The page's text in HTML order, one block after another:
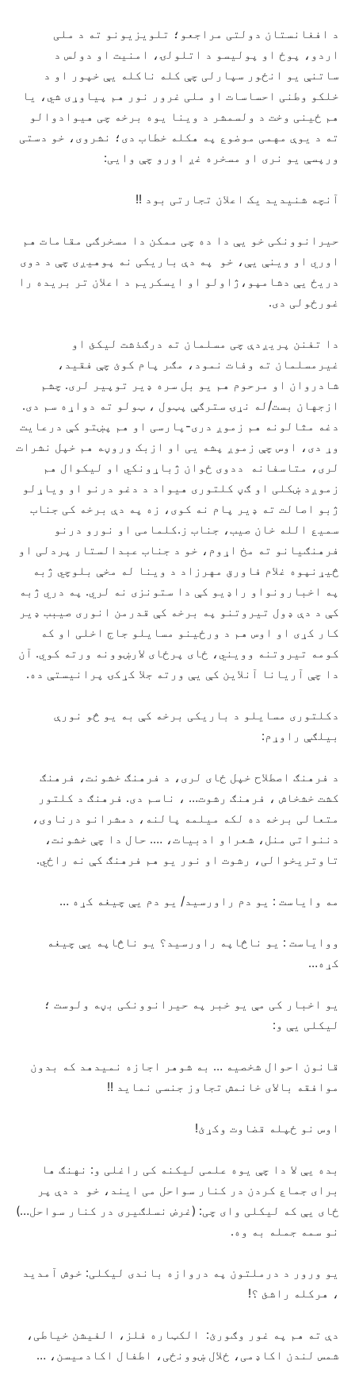
د افغانستان دولتی مراجعو؛ تلویزیونو ته د ملی
اردو، پوځ او پولیسو د اتلولۍ، امنیت او دولس د
ساتنې یو انځور سپارلی چې کله ناکله یې خپور او د
خلکو وطنی احساسات او ملی غرور نور هم پیاوړی شي، یا
هم ځینی وخت د ولسمشر د وینا یوه برخه چی هیوادوالو
ته د یوې مهمی موضوع په هکله خطاب دی؛ نشروی، خو دستی
ورپسې یو نری او مسخره غږ اورو چې وایی:
آنچه شنیدید یک اعلان تجارتی بود !!
حیرانوونکی خو یې دا ده چی ممکن دا مسخرګی مقامات هم
اوري او وینې یې، خو په دې باریکی نه پوهیږی چې د دوی
دریځ یې دشامپو،ژاولو او ایسکریم د اعلان تر بریده را
غورځولی دی.
دا تفنن پریږدې چی مسلمان ته درګذشت لیکئ او
غیرمسلمان ته وفات نمود، مګر پام کوئ چې فقید،
شادروان او مرحوم هم یو بل سره ډیر توپیر لری. چشم
ازجهان بست/له نړۍ سترګې پټول ، ټولو ته دواړه سم دی.
دغه مثالونه هم زموږ دری-پارسی او هم پښتو کې درعایت
وړ دی، اوس چې زموږ پشه یی او ازبک وروڼه هم خپل نشرات
لری، متاسفانه ددوی ځوان ژباړونکي او لیکوال هم
زموږد ښکلی او ګڼ کلتوری هیواد د دغو درنو او ویاړلو
ژبو اصالت ته ډیر پام نه کوی، زه په دې برخه کی جناب
سمیع الله خان صیب، جناب ز.کلمامی او نورو درنو
فرهنګیانو ته مخ اړوم، خو د جناب عبدالستار پردلی او
څیړنپوه غلام فاورق مهرزاد د وینا له مخې بلوچي ژبه
په اخبارونواو راډیو کې دا ستونزی نه لري. په دري ژبه
کې د دې ډول تیروتنو په برخه کې قدرمن انوری صیبب ډیر
کار کړی او اوس هم د ورځینو مسایلو جاج اخلی او که
کومه تیروتنه وویني، ځای پرځای لارښوونه ورته کوي. آن
دا چې آریانا آنلاین کې یې ورته جلا کړکۍ پرانیستې ده.
دکلتوری مسایلو د باریکی برخه کې به یو څو نورې
بیلګې راوړم:
د فرهنګ اصطلاح خپل ځای لری، د فرهنګ خشونت، فرهنګ
کشت خشخاش ، فرهنګ رشوت… ، ناسم دی. فرهنګ د کلتور
متعالی برخه ده لکه میلمه پالنه، دمشرانو درناوی،
دننواتی منل، شعراو ادبیات، …. حال دا چې خشونت،
تاوتریخوالی، رشوت او نور یو هم فرهنګ کې نه راځي.
مه وایاست : یو دم راورسید/ یو دم یې چیغه کړه …
ووایاست : یو ناڅاپه راورسید؟ یو ناڅاپه یې چیغه
کړه…
یو اخبار کی مې یو خبر په حیرانوونکی بڼه ولوست ؛
لیکلی یې و:
قانون احوال شخصیه … به شوهر اجازه نمیدهد که بدون
موافقه بالای خانمش تجاوز جنسی نماید !!
اوس نو ځپله قضاوت وکړئ!
بده یې لا دا چې یوه علمی لیکنه کی راغلی و: نهنګ ها
برای جماع کردن در کنار سواحل می ایند، خو د دې پر
ځای یې که لیکلی وای چی: (غرض نسلګیری در کنار سواحل…)
نو سمه جمله به وه.
یو ورور د درملتون په دروازه باندی لیکلی: خوش آمدید
، هرکله راشئ ؟!
دې ته هم په غور وګورئ: الکټاره فلز، الفیشن خیاطی،
شمس لندن اکاډمی، ځلال ښوونځی، اطفال اکادمیسن، …